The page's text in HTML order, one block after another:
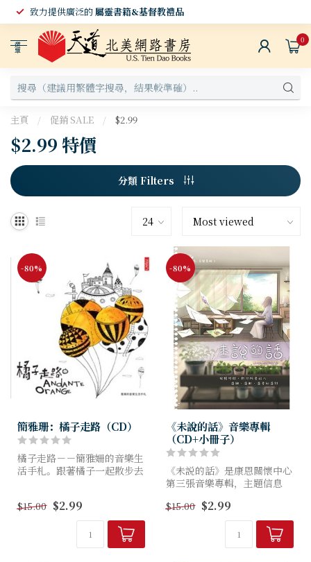
致力提供廣泛的屬靈書籍&基督教禮品
選
單
0
主頁 / 促銷 SALE / $2.99
$2.99 特價
分類 Filters
-80%
簡雅珊：橘子走路（CD）
橘子走路－－簡雅姍的音樂生
活手札。跟著橘子一起散步去
$15.00 $2.99
-80%
《未說的話》音樂專輯
（CD+小冊子）
《未説的話》是康恩關懷中心
第三張音樂專輯，主題信息
會讓關係復和。專輯內八首詩
歌的信息互相關連，隨光碟附
送的小冊子，記錄了每首歌曲
$15.00 $2.99